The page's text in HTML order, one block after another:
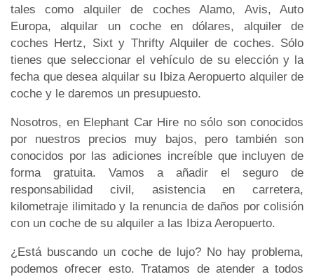
tales como alquiler de coches Alamo, Avis, Auto
Europa, alquilar un coche en dólares, alquiler de
coches Hertz, Sixt y Thrifty Alquiler de coches. Sólo
tienes que seleccionar el vehículo de su elección y la
fecha que desea alquilar su Ibiza Aeropuerto alquiler de
coche y le daremos un presupuesto.
Nosotros, en Elephant Car Hire no sólo son conocidos
por nuestros precios muy bajos, pero también son
conocidos por las adiciones increíble que incluyen de
forma gratuita. Vamos a añadir el seguro de
responsabilidad civil, asistencia en carretera,
kilometraje ilimitado y la renuncia de daños por colisión
con un coche de su alquiler a las Ibiza Aeropuerto.
¿Está buscando un coche de lujo? No hay problema,
podemos ofrecer esto. Tratamos de atender a todos